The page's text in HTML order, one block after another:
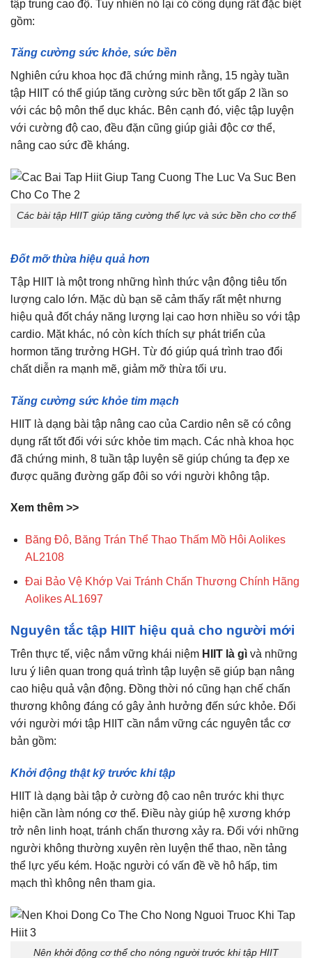
tập trung cao độ. Tuy nhiên nó lại có công dụng rất đặc biệt
gồm:
Tăng cường sức khỏe, sức bền
Nghiên cứu khoa học đã chứng minh rằng, 15 ngày tuần
tập HIIT có thể giúp tăng cường sức bền tốt gấp 2 lần so
với các bộ môn thể dục khác. Bên cạnh đó, việc tập luyện
với cường độ cao, đều đặn cũng giúp giải độc cơ thể,
nâng cao sức đề kháng.
Các bài tập HIIT giúp tăng cường thể lực và sức bền cho cơ thể
Đốt mỡ thừa hiệu quả hơn
Tập HIIT là một trong những hình thức vận động tiêu tốn
lượng calo lớn. Mặc dù bạn sẽ cảm thấy rất mệt nhưng
hiệu quả đốt cháy năng lượng lại cao hơn nhiều so với tập
cardio. Mặt khác, nó còn kích thích sự phát triển của
hormon tăng trưởng HGH. Từ đó giúp quá trình trao đổi
chất diễn ra mạnh mẽ, giảm mỡ thừa tối ưu.
Tăng cường sức khỏe tim mạch
HIIT là dạng bài tập nâng cao của Cardio nên sẽ có công
dụng rất tốt đối với sức khỏe tim mạch. Các nhà khoa học
đã chứng minh, 8 tuần tập luyện sẽ giúp chúng ta đẹp xe
được quãng đường gấp đôi so với người không tập.
Xem thêm >>
Băng Đô, Băng Trán Thể Thao Thấm Mồ Hôi Aolikes
AL2108
Đai Bảo Vệ Khớp Vai Tránh Chấn Thương Chính Hãng
Aolikes AL1697
Nguyên tắc tập HIIT hiệu quả cho người mới
Trên thực tế, việc nắm vững khái niệm HIIT là gì và những
lưu ý liên quan trong quá trình tập luyện sẽ giúp bạn nâng
cao hiệu quả vận động. Đồng thời nó cũng hạn chế chấn
thương không đáng có gây ảnh hưởng đến sức khỏe. Đối
với người mới tập HIIT cần nắm vững các nguyên tắc cơ
bản gồm:
Khởi động thật kỹ trước khi tập
HIIT là dạng bài tập ở cường độ cao nên trước khi thực
hiện cần làm nóng cơ thể. Điều này giúp hệ xương khớp
trở nên linh hoạt, tránh chấn thương xảy ra. Đối với những
người không thường xuyên rèn luyện thể thao, nền tảng
thể lực yếu kém. Hoặc người có vấn đề về hô hấp, tim
mạch thì không nên tham gia.
Nên khởi động cơ thể cho nóng người trước khi tập HIIT